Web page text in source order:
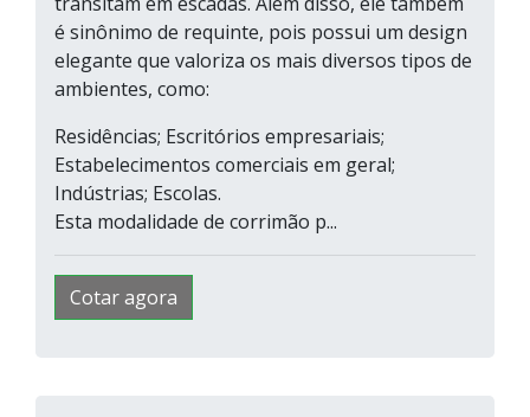
é sinônimo de requinte, pois possui um design
elegante que valoriza os mais diversos tipos de
ambientes, como:
Residências; Escritórios empresariais;
Estabelecimentos comerciais em geral;
Indústrias; Escolas.
Esta modalidade de corrimão p...
Cotar agora